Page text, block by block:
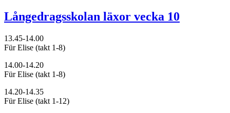
Långedragsskolan läxor vecka 10
13.45-14.00
Für Elise (takt 1-8)
14.00-14.20
Für Elise (takt 1-8)
14.20-14.35
Für Elise (takt 1-12)